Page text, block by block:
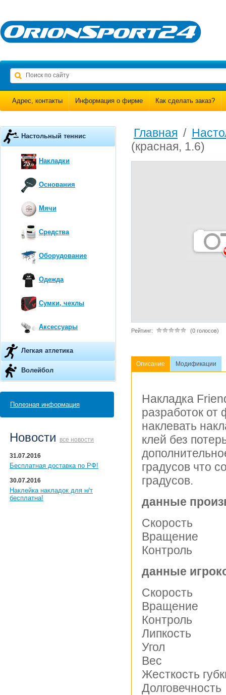
Адрес, контакты Информация о фирме Как сделать заказ?
Настольный теннис
Накладки
Основания
Мячи
Средства
Оборудование
Одежда
Сумки, чехлы
Аксессуары
Легкая атлетика
Волейбол
Полезная информация
Новости все новости
31.07.2016
Бесплатная доставка по РФ!
30.07.2016
Наклейка накладок для н/т
бесплатна!
Главная /
(красная, 1.6)
Рейтинг: (0 голосов)
Описание Модификации
Накладка
разработок от
наклевать
клей без
градусов что
градусов.
данные
данные
Вес
Жесткость